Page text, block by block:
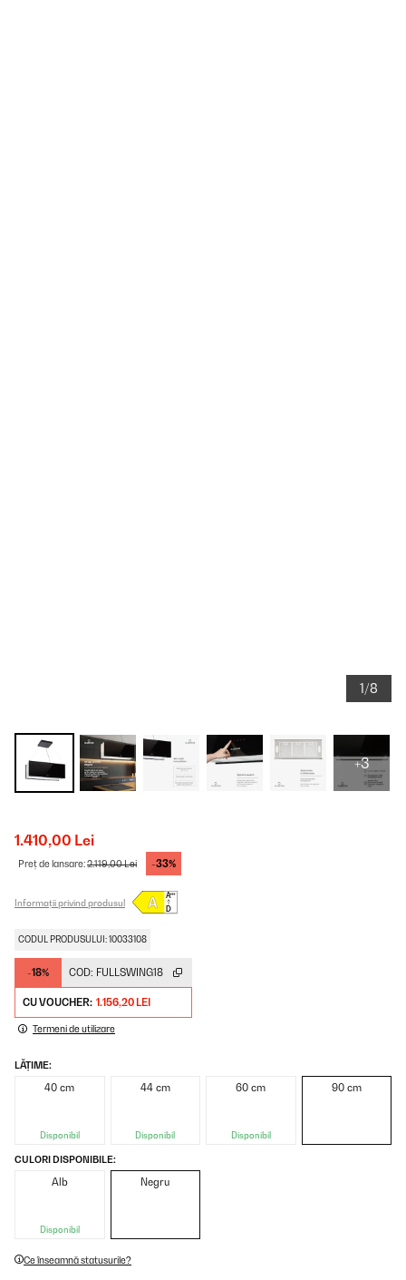
1/8
+3
1.410,00 Lei
Preț de lansare:2.119,00 Lei -33%
Informații privind produsul
CODUL PRODUSULUI: 10033108
-18% COD: FULLSWING18
CU VOUCHER: 1.156,20 LEI
Termeni de utilizare
LĂȚIME:
40 cm
Disponibil
44 cm
Disponibil
60 cm
Disponibil
90 cm
CULORI DISPONIBILE:
Alb
Disponibil
Negru
Ce înseamnă statusurile?